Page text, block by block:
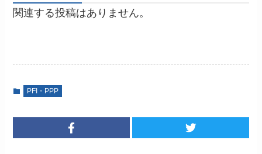
関連する投稿はありません。
PFI・PPP